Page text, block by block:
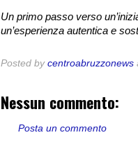
Un primo passo verso
un’esperienza autentica e
Posted by centroabruzzonews
Nessun commento:
Posta un commento